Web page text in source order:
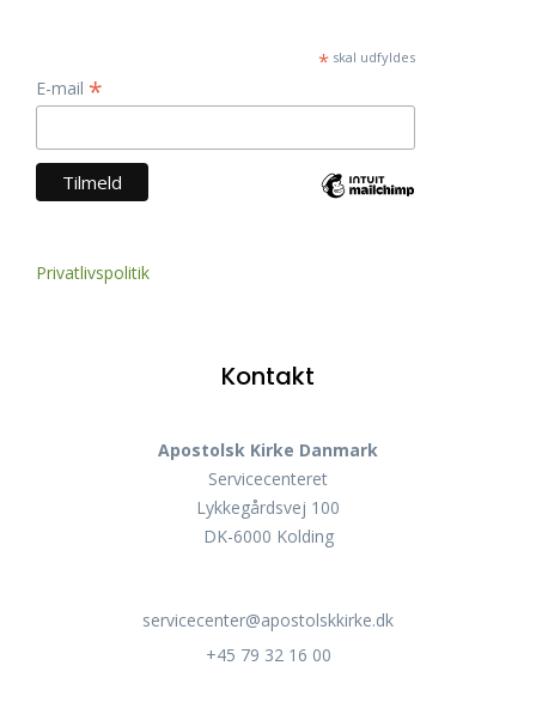
*skal udfyldes
E-mail *
Privatlivspolitik
Kontakt
Apostolsk Kirke Danmark
Servicecenteret
Lykkegårdsvej 100
DK-6000 Kolding
servicecenter@apostolskkirke.dk
+45 79 32 16 00